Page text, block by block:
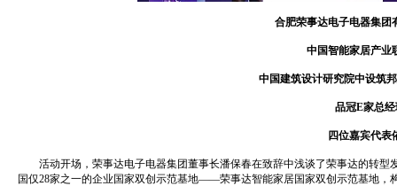
合肥荣事达电子电器集团
中国智能家居产业
中国建筑设计研究院中设筑邦
品冠E家总经
四位嘉宾代表
活动开场，荣事达电子电器集团董事长潘保春在致辞中浅谈了荣事达的转型
国仅28家之一的企业国家双创示范基地——荣事达智能家居国家双创示范基地，